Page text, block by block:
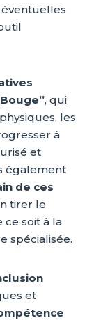
éventuelles
, qui
les
à
et
également
de ces
tirer le
soit à la
spécialisée.
et